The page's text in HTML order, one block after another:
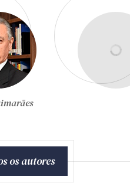
Moreira
os autores